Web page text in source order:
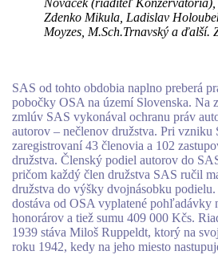
Nováček (riaditeľ Konzervatória),
Zdenko Mikula, Ladislav
Moyzes, M.Sch.Trnavský a ďalší.
SAS od tohto obdobia naplno preberá
pobočky OSA na území Slovenska. Na
zmlúv SAS vykonával ochranu práv
autorov – nečlenov družstva. Pri
zaregistrovaní 43 členovia a 102
družstva. Členský podiel autorov do
pričom každý člen družstva SAS ručil
družstva do výšky dvojnásobku
dostáva od OSA vyplatené pohľadávky
honorárov a tiež sumu 409 000 Kčs.
1939 stáva Miloš Ruppeldt, ktorý na
roku 1942, kedy na jeho miesto